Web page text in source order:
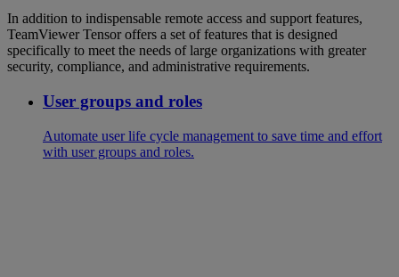
In addition to indispensable remote access and support features,
TeamViewer Tensor offers a set of features that is designed
specifically to meet the needs of large organizations with greater
security, compliance, and administrative requirements.
User groups and roles
Automate user life cycle management to save time and effort
with user groups and roles.